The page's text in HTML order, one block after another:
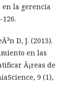
la gerencia
D, J. (2013).
en las
Ã¡reas de
9 (1),